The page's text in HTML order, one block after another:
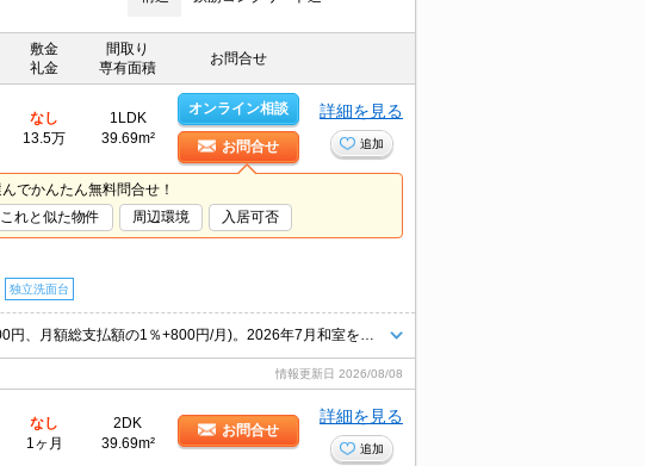
敷金
礼金
間取り
専有面積
お問合せ
なし
13.5万
1LDK
39.69m²
オンライン相談
お問合せ
詳細を見る
追加
でかんたん無料問合せ！
これと似た物件 周辺環境 入居可否
独立洗面台
情報更新日 2026/08/08
なし
1ヶ月
2DK
39.69m²
お問合せ
詳細を見る
追加